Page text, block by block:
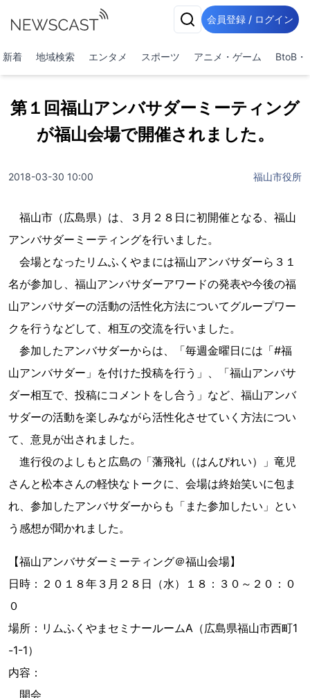
会員登録 / ログイン
新着 地域検索 エンタメ スポーツ アニメ・ゲーム BtoB・
第１回福山アンバサダーミーティング
が福山会場で開催されました。
2018-03-30 10:00 福山市役所
福山市（広島県）は、３月２８日に初開催となる、福山
アンバサダーミーティングを行いました。
会場となったリムふくやまには福山アンバサダーら３１
名が参加し、福山アンバサダーアワードの発表や今後の福
山アンバサダーの活動の活性化方法についてグループワー
クを行うなどして、相互の交流を行いました。
参加したアンバサダーからは、「毎週金曜日には「#福
山アンバサダー」を付けた投稿を行う」、「福山アンバサ
ダー相互で、投稿にコメントをし合う」など、福山アンバ
サダーの活動を楽しみながら活性化させていく方法につい
て、意見が出されました。
進行役のよしもと広島の「藩飛礼（はんぴれい）」竜児
さんと松本さんの軽快なトークに、会場は終始笑いに包ま
れ、参加したアンバサダーからも「また参加したい」とい
う感想が聞かれました。
【福山アンバサダーミーティング＠福山会場】
日時：２０１８年３月２８日（水）１８：３０～２０：０
０
場所：リムふくやまセミナールームA（広島県福山市西町1
-1-1）
内容：
開会